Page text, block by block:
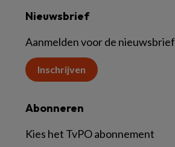
Nieuwsbrief
Aanmelden voor de nieuwsbrief
Inschrijven
Abonneren
Kies het TvPO abonnement